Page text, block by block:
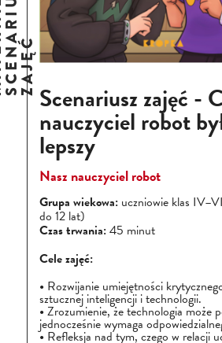
Ć
Scenariusz zajęć -
nauczyciel robot
lepszy
Nasz nauczyciel robot
Grupa wiekowa: uczniowie klas
do 12 lat)
Czas trwania:45 minut
Cele zajęć:
Rozwijanie umiejętności
sztucznej inteligencji i technologii.
Zrozumienie, że technologia może
jednocześnie wymaga
Refleksja nad tym, czego w relacji